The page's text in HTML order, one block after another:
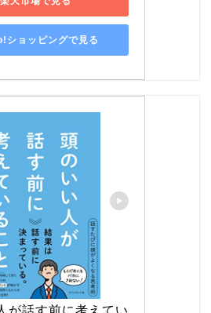
ショッピングで見る
が話す前に考えてい